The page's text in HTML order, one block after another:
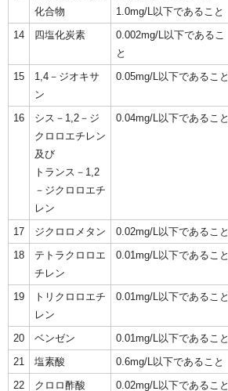
化合物
1.0mg/L以下であること
14 四塩化炭素
0.002mg/L以下であるこ
と
15
1,4－ジオキサ
ン
0.05mg/L以下であること
16
シス－1,2－ジ
クロロエチレン
及び
トランス－1,2
－ジクロロエチ
レン
0.04mg/L以下であること
17 ジクロロメタン 0.02mg/L以下であること
18
テトラクロロエ
チレン
0.01mg/L以下であること
19
トリクロロエチ
レン
0.01mg/L以下であること
20 ベンゼン 0.01mg/L以下であること
21
塩素酸 0.6mg/L以下であること
22
クロロ酢酸 0.02mg/L以下であること